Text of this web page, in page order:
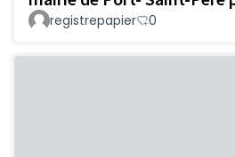
registrepapier 0